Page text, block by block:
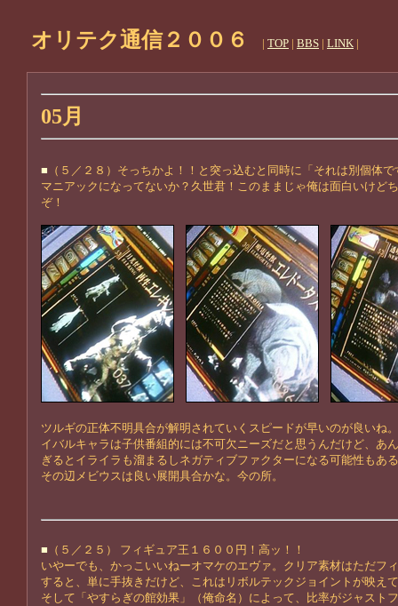
オリテク通信２００６ | TOP | BBS | LINK |
05月
■ （５／２８）そっちかよ！！と突っ込むと同時に「それは別個体
マニアックになってないか？久世君！このままじゃ俺は面白いけど
ぞ！
ツルギの正体不明具合が解明されていくスピードが早いのが良いね
イバルキャラは子供番組的には不可欠ニーズだと思うんだけど、あ
ぎるとイライラも溜まるしネガティブファクターになる可能性もあ
その辺メビウスは良い展開具合かな。今の所。
■ （５／２５） フィギュア王１６００円！高ッ！！
いやーでも、かっこいいねーオマケのエヴァ。クリア素材はただフ
すると、単に手抜きだけど、これはリボルテックジョイントが映え
そして「やすらぎの館効果」（俺命名）によって、比率がジャスト